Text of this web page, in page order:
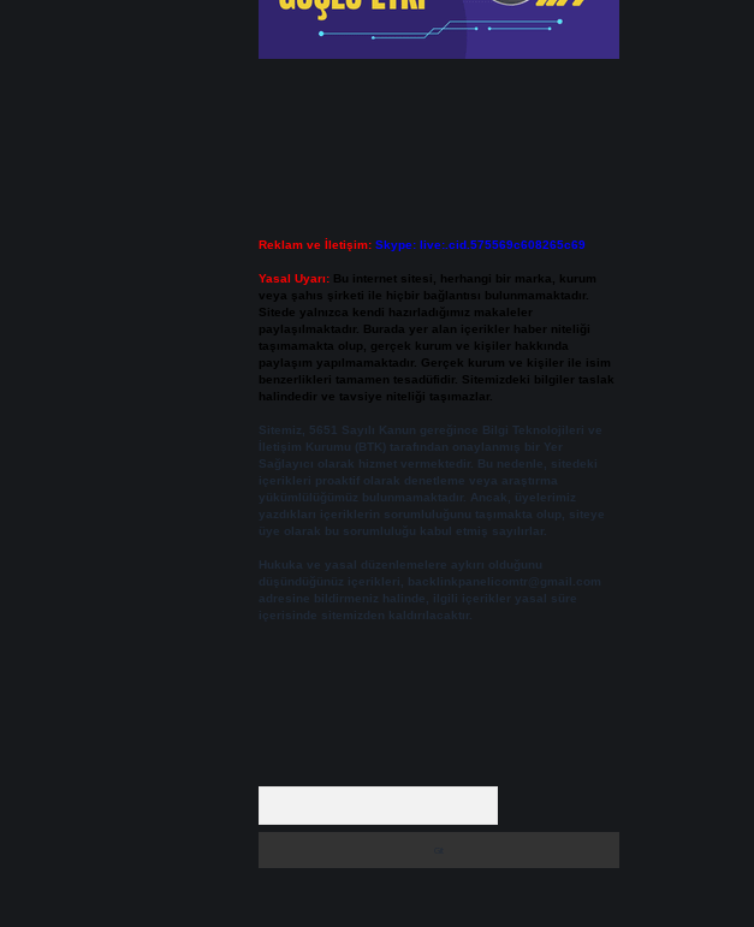
Reklam ve İletişim: Skype: live:.cid.575569c608265c69
Yasal Uyarı: Bu internet sitesi, herhangi bir marka, kurum
veya şahıs şirketi ile hiçbir bağlantısı bulunmamaktadır.
Sitede yalnızca kendi hazırladığımız makaleler
paylaşılmaktadır. Burada yer alan içerikler haber niteliği
taşımamakta olup, gerçek kurum ve kişiler hakkında
paylaşım yapılmamaktadır. Gerçek kurum ve kişiler ile isim
benzerlikleri tamamen tesadüfidir. Sitemizdeki bilgiler taslak
halindedir ve tavsiye niteliği taşımazlar.
Sitemiz, 5651 Sayılı Kanun gereğince Bilgi Teknolojileri ve
İletişim Kurumu (BTK) tarafından onaylanmış bir Yer
Sağlayıcı olarak hizmet vermektedir. Bu nedenle, sitedeki
içerikleri proaktif olarak denetleme veya araştırma
yükümlülüğümüz bulunmamaktadır. Ancak, üyelerimiz
yazdıkları içeriklerin sorumluluğunu taşımakta olup, siteye
üye olarak bu sorumluluğu kabul etmiş sayılırlar.
Hukuka ve yasal düzenlemelere aykırı olduğunu
düşündüğünüz içerikleri,
backlinkpanelicomtr@gmail.com
adresine bildirmeniz halinde, ilgili içerikler yasal süre
içerisinde sitemizden kaldırılacaktır.